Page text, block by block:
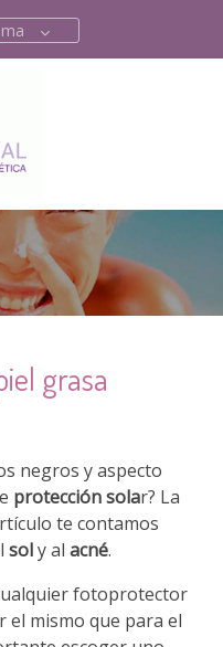
grasa
negros y aspecto
protección solar? La
te contamos
soly alacné.
fotoprotector
el mismo que para el